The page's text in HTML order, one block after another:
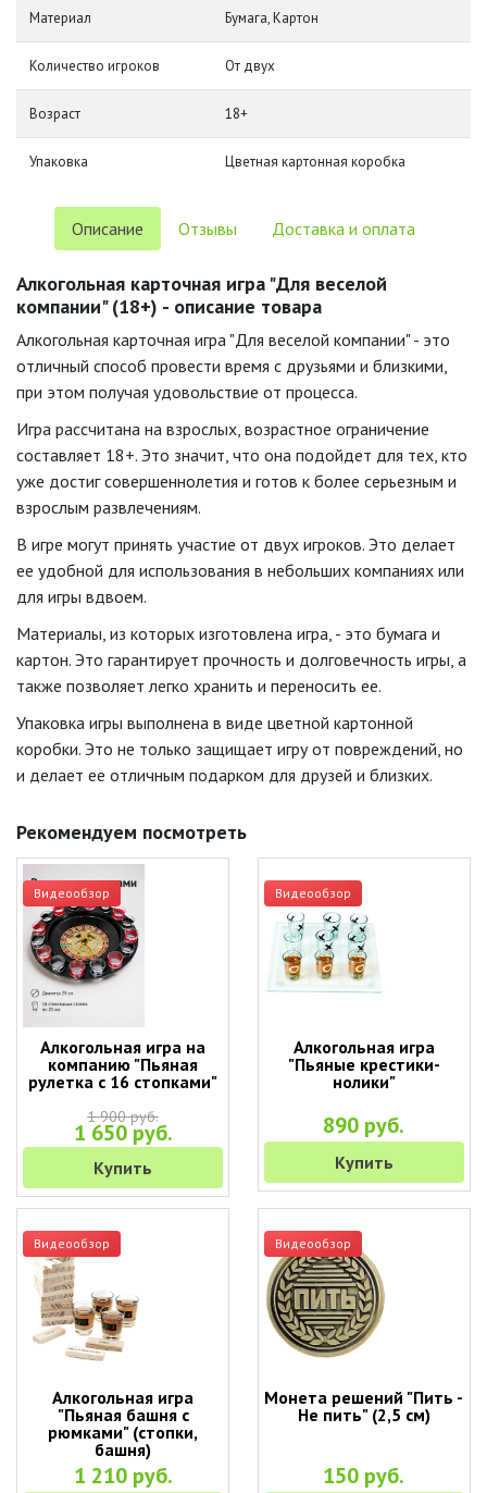
Материал Бумага, Картон
Количество игроков От двух
Возраст 18+
Упаковка Цветная картонная коробка
Описание Отзывы Доставка и оплата
Алкогольная карточная игра "Для веселой
компании" (18+) - описание товара
Алкогольная карточная игра "Для веселой компании" - это
отличный способ провести время с друзьями и близкими,
при этом получая удовольствие от процесса.
Игра рассчитана на взрослых, возрастное ограничение
составляет 18+. Это значит, что она подойдет для тех, кто
уже достиг совершеннолетия и готов к более серьезным и
взрослым развлечениям.
В игре могут принять участие от двух игроков. Это делает
ее удобной для использования в небольших компаниях или
для игры вдвоем.
Материалы, из которых изготовлена игра, - это бумага и
картон. Это гарантирует прочность и долговечность игры, а
также позволяет легко хранить и переносить ее.
Упаковка игры выполнена в виде цветной картонной
коробки. Это не только защищает игру от повреждений, но
и делает ее отличным подарком для друзей и близких.
Рекомендуем посмотреть
Видеообзор
Алкогольная игра на
компанию "Пьяная
рулетка с 16 стопками"
1 900 руб.
1 650 руб.
Купить
Видеообзор
Алкогольная игра
"Пьяные крестики-
нолики"
890 руб.
Купить
Видеообзор
Алкогольная игра
"Пьяная башня с
рюмками" (стопки,
башня)
1 210 руб.
Видеообзор
Монета решений "Пить -
Не пить" (2,5 см)
150 руб.